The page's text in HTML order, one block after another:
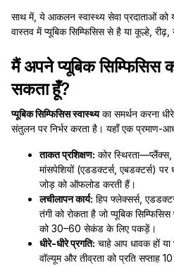
साथ में, ये आकलन स्वास्थ्य सेवा प्रदाताओं को
वास्तव में प्यूबिक सिम्फिसिस से है या कूल्हे,
मैं अपने प्यूबिक
सकता हूँ?
प्यूबिक सिम्फिसिस स्वास्थ्यका समर्थन करना
संतुलन पर निर्भर करता है। यहाँ एक प्रमाण-
ताकत प्रशिक्षण: कोर
मांसपेशियों (एडडक्टर्स, एबडक्टर्स)
जोड़ को ऑफलोड करती हैं।
लचीलापन कार्य: हिप फ्लेक्सर्स,
तंगी को रोकता है जो प्यूबिक
को 30–60 सेकंड के लिए पकड़ें।
धीरे-धीरे प्रगति: चाहे आप धावक हों
वॉल्यूम और तीव्रता को प्रति सप्ताह